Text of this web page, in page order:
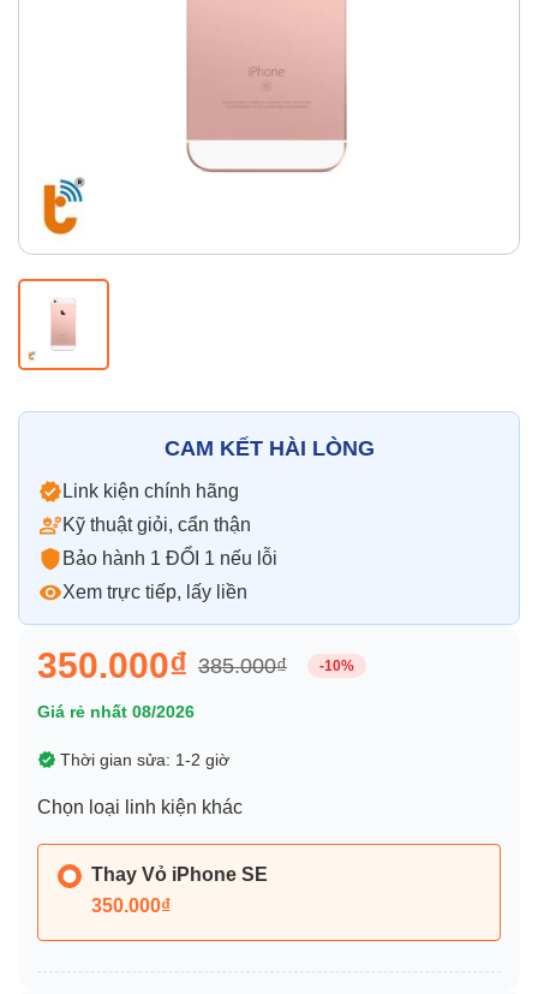
Thay vỏ
CAM KẾT HÀI LÒNG
Link kiện chính hãng
Kỹ thuật giỏi, cẩn thận
Bảo hành 1 ĐỔI 1 nếu lỗi
Xem trực tiếp, lấy liền
350.000₫ 385.000₫ -10%
Giá rẻ nhất 08/2026
Thời gian sửa: 1-2 giờ
Chọn loại linh kiện khác
Thay Vỏ iPhone SE
350.000₫